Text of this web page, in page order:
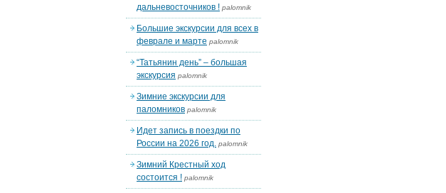
дальневосточников ! palomnik
Большие экскурсии для всех в
феврале и марте palomnik
“Татьянин день” – большая
экскурсия palomnik
Зимние экскурсии для
паломников palomnik
Идет запись в поездки по
России на 2026 год. palomnik
Зимний Крестный ход
состоится ! palomnik